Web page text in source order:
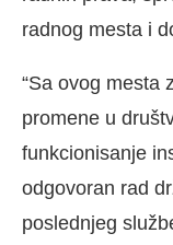
radnog mesta i
“Sa ovog mesta
promene u
funkcionisanje
odgovoran rad
poslednjeg